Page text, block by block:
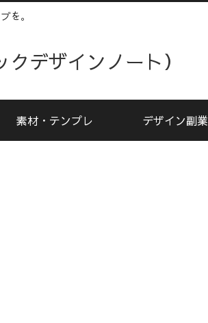
を。
デザインノート）
素材・テンプレ デザイン副業